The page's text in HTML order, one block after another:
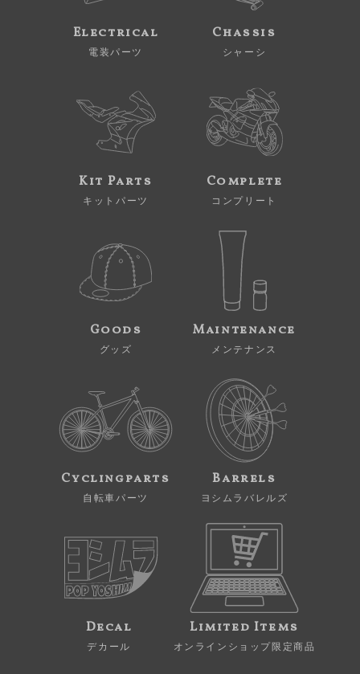
Electrical
電装パーツ
Chassis
シャーシ
Kit Parts
キットパーツ
Complete
コンプリート
Goods
グッズ
Maintenance
メンテナンス
Cyclingparts
自転車パーツ
Barrels
ヨシムラバレルズ
Decal
デカール
Limited Items
オンラインショップ限定商品